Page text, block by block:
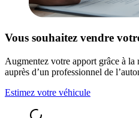
Vous souhaitez vendre
Augmentez votre apport grâce à
auprès d’un professionnel de
Estimez votre véhicule